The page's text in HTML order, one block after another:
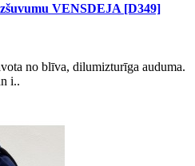
VENSDEJA [D349]
no blīva, dilumizturīga auduma.
i..